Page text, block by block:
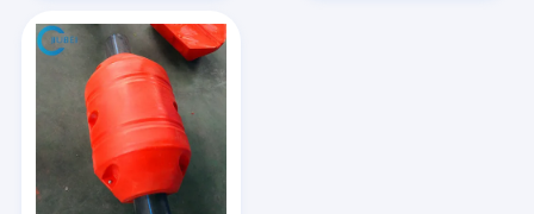
Manguera de dragado autoflotante
PE Pontoón
Manguera de goma de la descarga
Manguera de goma de la succión